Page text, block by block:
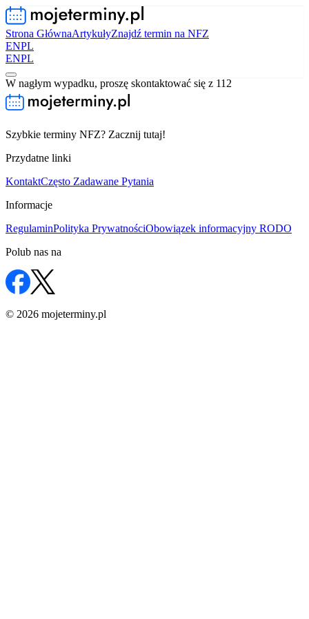
Strona GłównaArtykułyZnajdź termin na NFZ
ENPL
ENPL
W nagłym wypadku, proszę skontaktować się z 112
Szybkie terminy NFZ? Zacznij tutaj!
Przydatne linki
KontaktCzęsto Zadawane Pytania
Informacje
RegulaminPolityka PrywatnościObowiązek informacyjny RODO
Polub nas na
© 2026 mojeterminy.pl